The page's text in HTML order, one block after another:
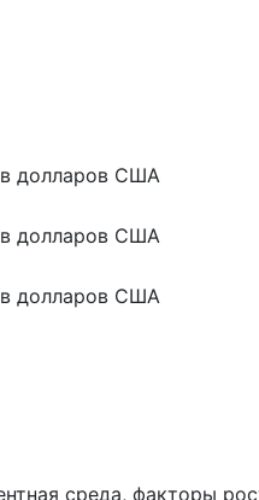
долларов США
долларов США
долларов США
среда, факторы